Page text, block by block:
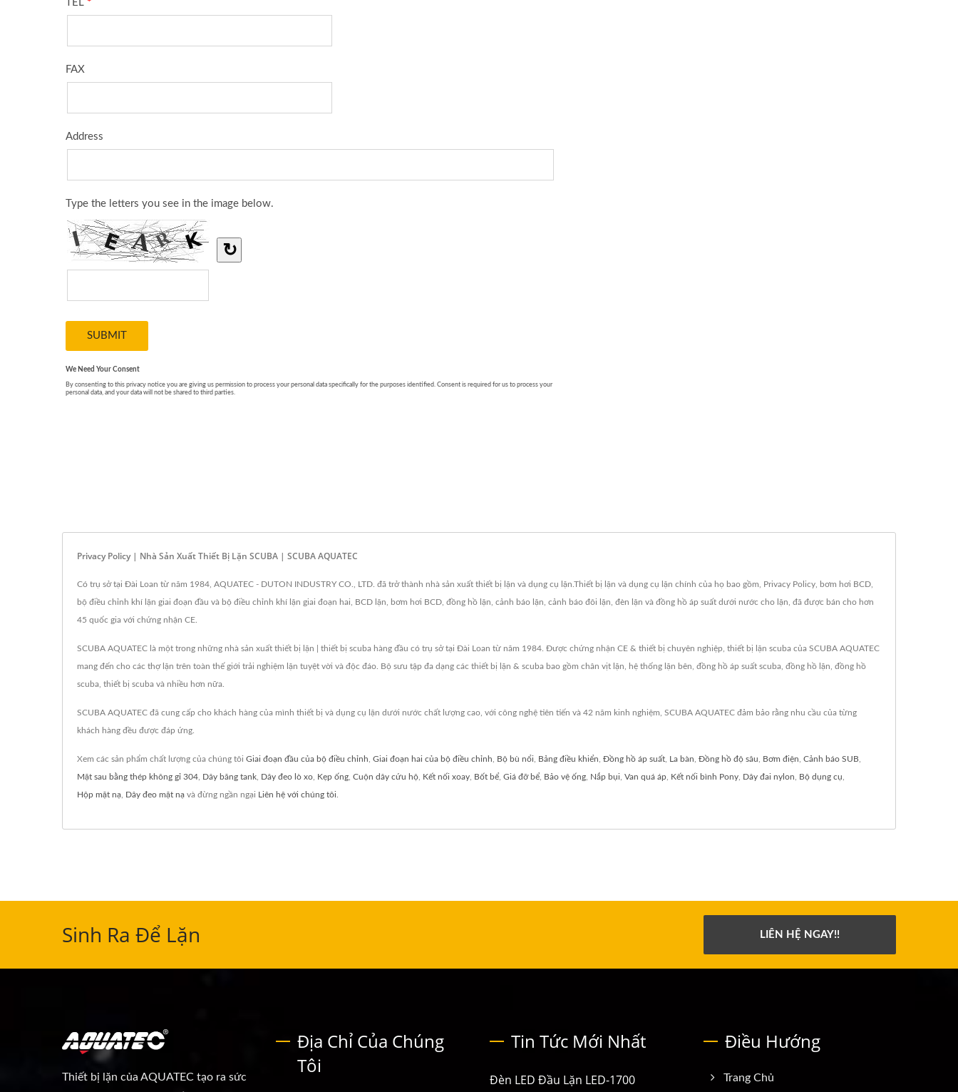
Privacy Policy | Nhà Sản Xuất Thiết Bị Lặn SCUBA | SCUBA AQUATEC
Có trụ sở tại Đài Loan từ năm 1984, AQUATEC - DUTON INDUSTRY CO., LTD. đã trở thành nhà sản xuất thiết bị lặn và dụng cụ lặn.Thiết bị lặn và dụng cụ lặn chính của họ bao gồm, Privacy Policy, bơm hơi BCD,
bộ điều chỉnh khí lặn giai đoạn đầu và bộ điều chỉnh khí lặn giai đoạn hai, BCD lặn, bơm hơi BCD, đồng hồ lặn, cảnh báo lặn, cảnh báo đôi lặn, đèn lặn và đồng hồ áp suất dưới nước cho lặn, đã được bán cho hơn
45 quốc gia với chứng nhận CE.
SCUBA AQUATEC là một trong những nhà sản xuất thiết bị lặn | thiết bị scuba hàng đầu có trụ sở tại Đài Loan từ năm 1984. Được chứng nhận CE & thiết bị chuyên nghiệp, thiết bị lặn scuba của SCUBA AQUATEC
mang đến cho các thợ lặn trên toàn thế giới trải nghiệm lặn tuyệt vời và độc đáo. Bộ sưu tập đa dạng các thiết bị lặn & scuba bao gồm chân vịt lặn, hệ thống lặn bên, đồng hồ áp suất scuba, đồng hồ lặn, đồng hồ
scuba, thiết bị scuba và nhiều hơn nữa.
SCUBA AQUATEC đã cung cấp cho khách hàng của mình thiết bị và dụng cụ lặn dưới nước chất lượng cao, với công nghệ tiên tiến và 42 năm kinh nghiệm, SCUBA AQUATEC đảm bảo rằng nhu cầu của từng
khách hàng đều được đáp ứng.
Xem các sản phẩm chất lượng của chúng tôi Giai đoạn đầu của bộ điều chỉnh Giai đoạn hai của bộ điều chỉnh Bộ bù nổi Bảng điều khiển Đồng hồ áp suất La bàn Đồng hồ độ sâu Bơm điện Cảnh báo SUB
Mặt sau bằng thép không gỉ 304 Dây băng tank Dây đeo lò xo Kẹp ống Cuộn dây cứu hộ Kết nối xoay Bốt bể Giá đỡ bể Bảo vệ ống Nắp bụi Van quá áp Kết nối bình Pony Dây đai nylon Bộ dụng cụ
Hộp mặt nạ Dây đeo mặt nạ và đừng ngần ngại Liên hệ với chúng tôi
Sinh Ra Để Lặn LIÊN HỆ NGAY!!
Thiết bị lặn của AQUATEC tạo ra sức
Địa Chỉ Của Chúng
Tôi
Tin Tức Mới Nhất
Đèn LED Đầu Lặn LED-1700
Điều Hướng
Trang Chủ